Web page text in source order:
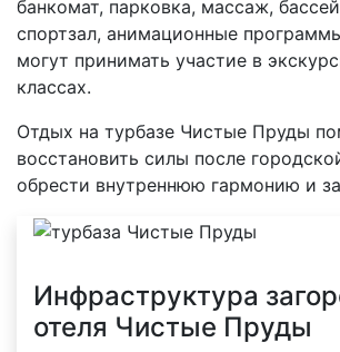
банкомат, парковка, массаж,
спортзал, анимационные
могут принимать участие в
классах.
Отдых на турбазе Чистые Пруды
восстановить силы после
обрести внутреннюю гармонию и
Инфраструктура
отеля Чистые Пруды